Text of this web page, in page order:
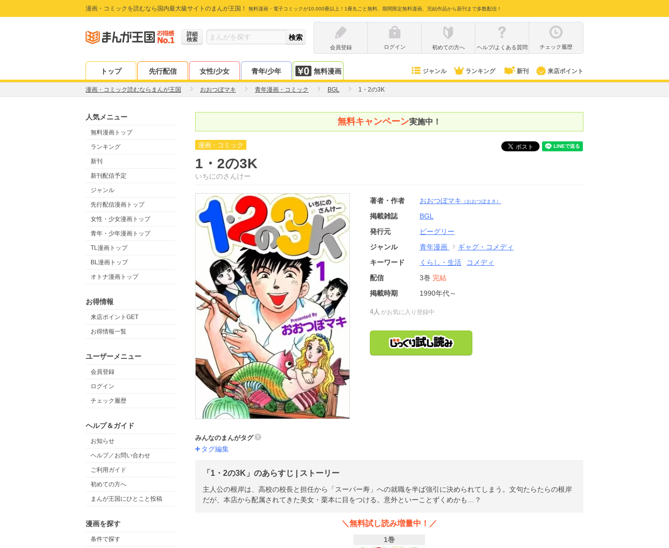
漫画・コミックを読むなら国内最大級サイトのまんが王国！ 無料漫画・電子コミックが10,000冊以上！1冊丸ごと無料、期間限定無料漫画、完結作品から新刊まで多数配信！
詳細
検索
会員登録
ログイン 初めての方へ ヘルプ/よくある質問 チェック履歴
トップ 先行配信 女性/少女 青年/少年 無料漫画 ジャンル ランキング 新刊 来店ポイント
漫画・コミック読むならまんが王国 おおつぼマキ 青年漫画・コミック BGL 1・2の3K
人気メニュー
無料漫画トップ
ランキング
新刊
新刊配信予定
ジャンル
先行配信漫画トップ
女性・少女漫画トップ
青年・少年漫画トップ
TL漫画トップ
BL漫画トップ
オトナ漫画トップ
お得情報
来店ポイントGET
お得情報一覧
ユーザーメニュー
会員登録
ログイン
チェック履歴
ヘルプ＆ガイド
お知らせ
ヘルプ／お問い合わせ
ご利用ガイド
初めての方へ
まんが王国にひとこと投稿
漫画を探す
条件で探す
無料キャンペーン実施中！
漫画・コミック
1・2の3K
いちにのさんけー
著者・作者 おおつぼマキ （おおつぼまき）
掲載雑誌
BGL
発行元
ビーグリー
ジャンル
青年漫画
ギャグ・コメディ
キーワード
くらし・生活
コメディ
配信
3巻 完結
掲載時期
1990年代～
4人 がお気に入り登録中
みんなのまんがタグ
タグ編集
「1・2の3K」のあらすじ | ストーリー
主人公の根岸は、高校の校長と担任から「スーパー寿」への就職を半ば強引に決められてしまう。文句たらたらの根岸
だが、本店から配属されてきた美女・栗本に目をつける。意外といーことずくめかも…？
＼無料試し読み増量中！／
1巻